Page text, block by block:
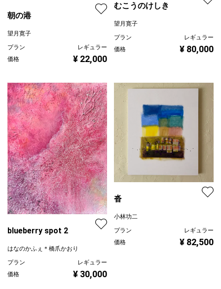
朝の港
望月寛子
プラン
レギュラー
価格
¥ 22,000
むこうのけしき
望月寛子
プラン
レギュラー
価格
¥ 80,000
blueberry spot 2
はなのかふぇ＊橋爪かおり
プラン
レギュラー
価格
¥ 30,000
沓
小林功二
プラン
レギュラー
価格
¥ 82,500